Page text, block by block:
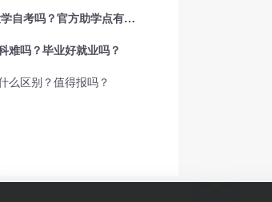
初中/小学文凭能报汕头大学自考吗？官方助学点有哪些？怎么报名？
难吗？毕业好就业吗？
么区别？值得报吗？